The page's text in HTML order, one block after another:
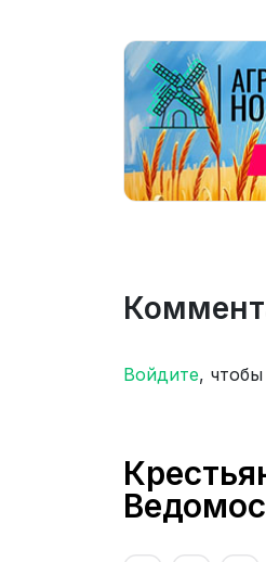
Войдите,